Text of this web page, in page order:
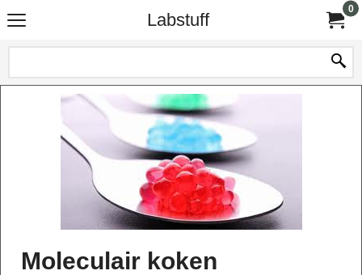
Labstuff
0
Moleculair koken